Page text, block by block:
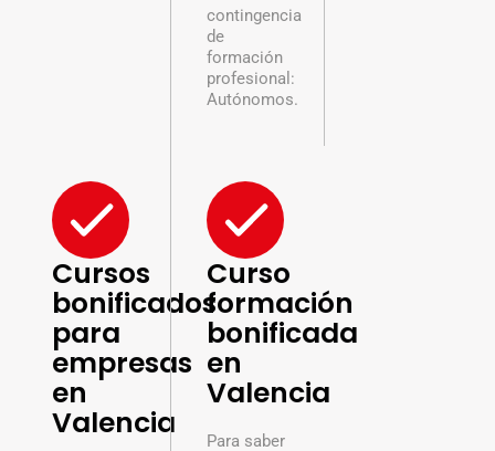
contingencia
de
formación
profesional:
Autónomos.
Cursos
bonificados
para
empresas
en
Valencia
Curso
formación
bonificada
en
Valencia
Para saber